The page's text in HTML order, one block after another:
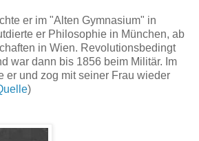
er im "Alten Gymnasium" in
er Philosophie in München, ab
in Wien. Revolutionsbedingt
war dann bis 1856 beim Militär. Im
er und zog mit seiner Frau wieder
)